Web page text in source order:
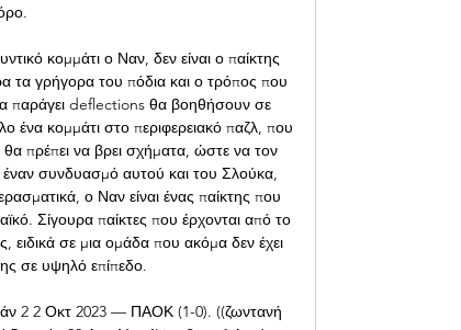
κομμάτι ο Ναν, δεν είναι ο παίκτης
τα γρήγορα του πόδια και ο τρόπος που
παράγει deflections θα βοηθήσουν σε
ένα κομμάτι στο περιφερειακό παζλ, που
πρέπει να βρει σχήματα, ώστε να τον
έναν συνδυασμό αυτού και του Σλούκα,
ο Ναν είναι ένας παίκτης που
Σίγουρα παίκτες που έρχονται από το
σε μια ομάδα που ακόμα δεν έχει
σε υψηλό επίπεδο.
2 2 Οκτ 2023 — ΠΑΟΚ (1-0). ((ζωντανή